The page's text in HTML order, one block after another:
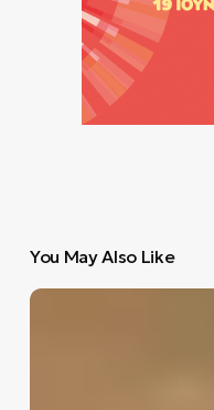
You May Also Like
Η